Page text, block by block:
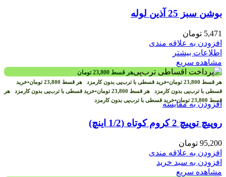
بوشن سبز 25 آذین لوله
5,471 تومان
افزودن به علاقه مندی
اطلاعات بیشتر
مشاهده سریع
هر قسط 23,800 تومان
هر قسط 23,800 تومان•خرید قسطی با ترب‌پی بدون کارمزد هر قسط 23,800 تومان•خرید
قسطی با ترب‌پی بدون کارمزد هر قسط 23,800 تومان•خرید قسطی با ترب‌پی بدون کارمزد هر
قسط 23,800 تومان•خرید قسطی با ترب‌پی بدون کارمزدافزودن به مقایسه
روپیچ توپیچ 2 کروم کوتاه (1/2 اینچ)
95,200 تومان
افزودن به علاقه مندی
افزودن به سبد خرید
مشاهده سریع